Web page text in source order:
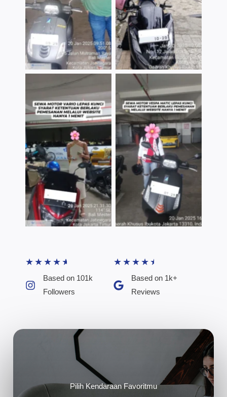
TNo Caption TNo Caption
★ ★ ★ ★ ★
Based on 101k
Followers​
★ ★ ★ ★ ★
Based on 1k+
Reviews​
Pilih Kendaraan Favoritmu